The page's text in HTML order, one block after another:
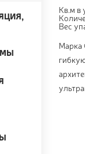
Кв.м в
Вес
Марка